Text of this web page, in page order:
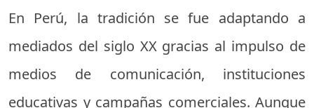
En Perú, la tradición se fue adaptando a
mediados del siglo XX gracias al impulso de
medios de comunicación, instituciones
educativas y campañas comerciales. Aunque